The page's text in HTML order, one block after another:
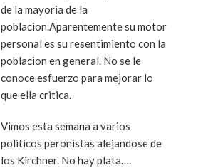
de la mayoria de la
poblacion.Aparentemente su motor
personal es su resentimiento con la
poblacion en general. No se le
conoce esfuerzo para mejorar lo
que ella critica.
Vimos esta semana a varios
politicos peronistas alejandose de
los Kirchner. No hay plata….